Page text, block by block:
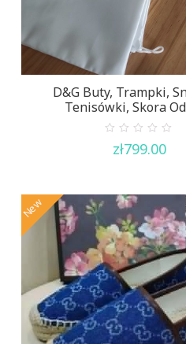
D&G Buty, Trampki,
Tenisówki, Skora
out
zł799.00
New